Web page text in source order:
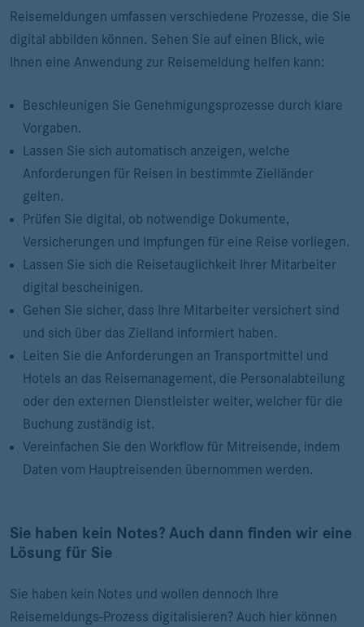
Reisemeldungen umfassen verschiedene Prozesse, die Sie
digital abbilden können. Sehen Sie auf einen Blick, wie
Ihnen eine Anwendung zur Reisemeldung helfen kann:
Beschleunigen Sie Genehmigungsprozesse durch klare
Vorgaben.
Lassen Sie sich automatisch anzeigen, welche
Anforderungen für Reisen in bestimmte Zielländer
gelten.
Prüfen Sie digital, ob notwendige Dokumente,
Versicherungen und Impfungen für eine Reise vorliegen.
Lassen Sie sich die Reisetauglichkeit Ihrer Mitarbeiter
digital bescheinigen.
Gehen Sie sicher, dass Ihre Mitarbeiter versichert sind
und sich über das Zielland informiert haben.
Leiten Sie die Anforderungen an Transportmittel und
Hotels an das Reisemanagement, die Personalabteilung
oder den externen Dienstleister weiter, welcher für die
Buchung zuständig ist.
Vereinfachen Sie den Workflow für Mitreisende, indem
Daten vom Hauptreisenden übernommen werden.
Sie haben kein Notes? Auch dann finden wir eine
Lösung für Sie
Sie haben kein Notes und wollen dennoch Ihre
Reisemeldungs-Prozess digitalisieren? Auch hier können